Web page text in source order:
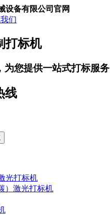
设备有限公司官网
们
打标机
为您提供一站式打标服务
线
光打标机
）激光打标机